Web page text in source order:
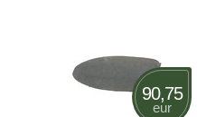
90,75
eur